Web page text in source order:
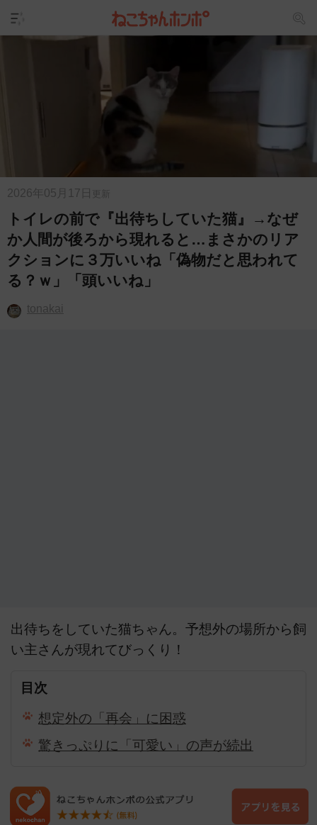
2026年05月17日 更新
トイレの前で『出待ちしていた猫』→なぜ
か人間が後ろから現れると…まさかのリア
クションに３万いいね「偽物だと思われて
る？ｗ」「頭いいね」
tonakai
出待ちをしていた猫ちゃん。予想外の場所から飼
い主さんが現れてびっくり！
目次
想定外の「再会」に困惑
驚きっぷりに「可愛い」の声が続出